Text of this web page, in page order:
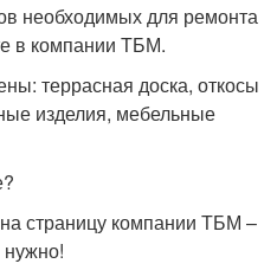
необходимых для ремонта
в компании ТБМ.
террасная доска, откосы
изделия, мебельные
страницу компании ТБМ –
нужно!